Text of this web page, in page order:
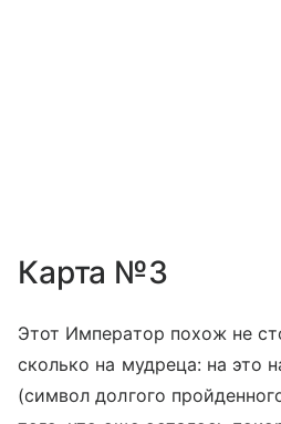
Карта №3
Этот Император похож не
сколько на мудреца: на это
(символ долгого